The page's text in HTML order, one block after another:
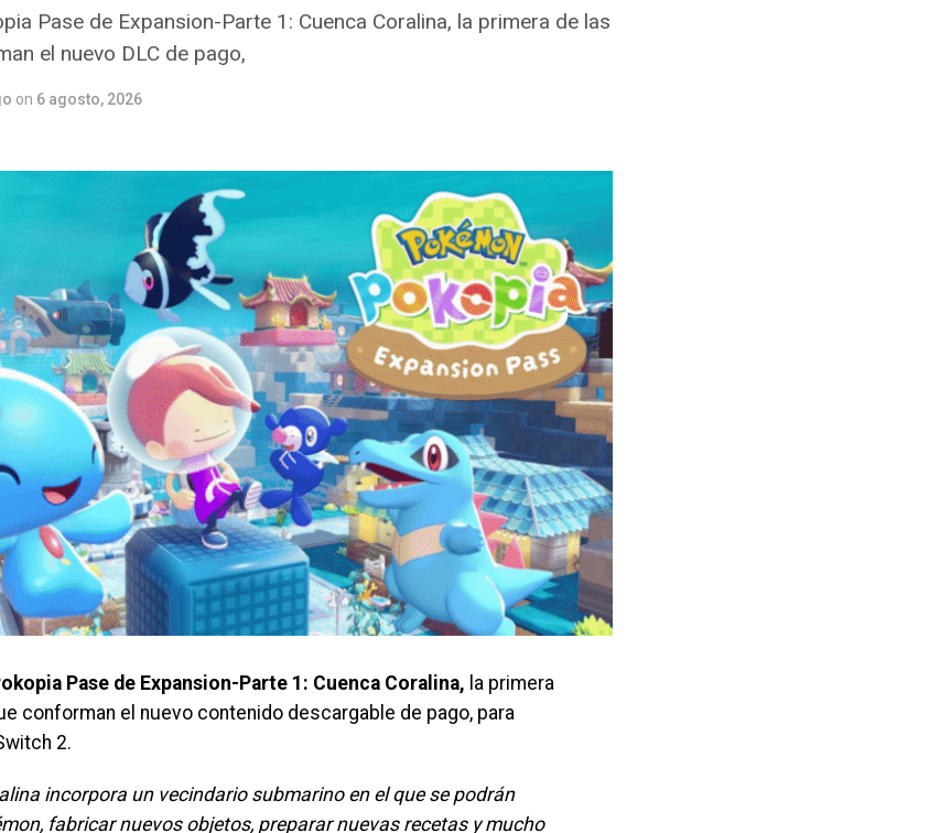
Pase de Expansion-Parte 1: Cuenca Coralina, la primera de las
el nuevo DLC de pago,
on 6 agosto, 2026
Pase de Expansion-Parte 1: Cuenca Coralina, la primera
conforman el nuevo contenido descargable de pago, para
2.
incorpora un vecindario submarino en el que se podrán
fabricar nuevos objetos, preparar nuevas recetas y mucho